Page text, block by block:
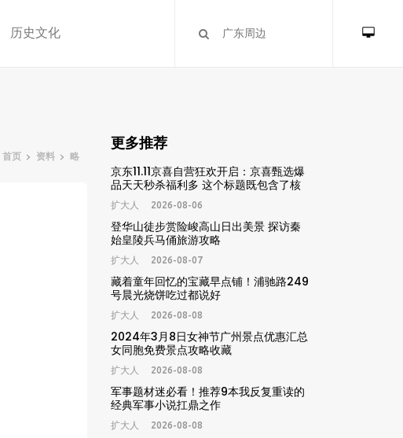
历史文化
首页 资料 略
更多推荐
京东11.11京喜自营狂欢开启：京喜甄选爆
品天天秒杀福利多 这个标题既包含了核
心活动节点「京东11.11」、核心主体「京
喜自营」，也点出了核心福利信息「京喜
甄选爆品天天秒杀」，符合搜索用户的需
求习惯，全文共29字，符合要求。
扩大人 2026-08-06
登华山徒步赏险峻高山日出美景 探访秦
始皇陵兵马俑旅游攻略
扩大人 2026-08-07
藏着童年回忆的宝藏早点铺！浦驰路249
号晨光烧饼吃过都说好
扩大人 2026-08-08
2024年3月8日女神节广州景点优惠汇总
女同胞免费景点攻略收藏
扩大人 2026-08-08
军事题材迷必看！推荐9本我反复重读的
经典军事小说扛鼎之作
扩大人 2026-08-08